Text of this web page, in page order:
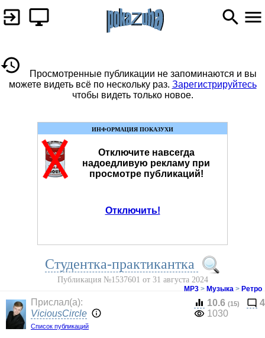
Просмотренные публикации не запоминаются и вы
можете видеть всё по нескольку раз. Зарегистрируйтесь
чтобы видеть только новое.
ИНФОРМАЦИЯ ПОКАЗУХИ
Отключите навсегда
надоедливую рекламу при
просмотре публикаций!
Отключить!
Студентка-практикантка
Публикация №1537601 от 31 августа 2024
МР3 > Музыка > Ретро
Прислал(a):
ViciousCircle
Список публикаций
10.6 (15)
4
1030